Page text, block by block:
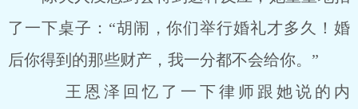
了一下桌子：“胡闹，你们举行婚礼才多久！婚
后你得到的那些财产，我一分都不会给你。”
王恩泽回忆了一下律师跟她说的内